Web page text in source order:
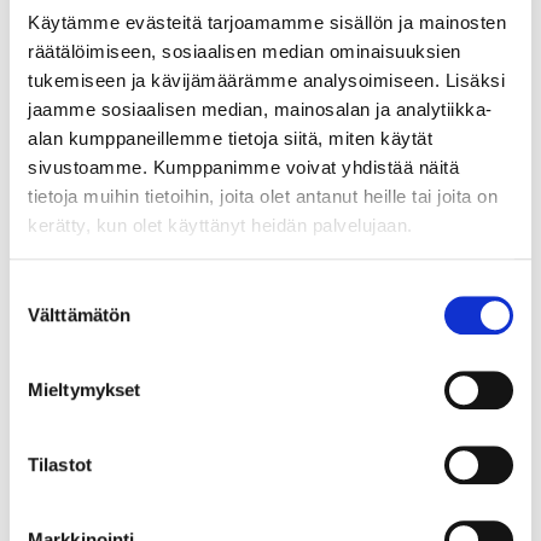
Käytämme evästeitä tarjoamamme sisällön ja mainosten
räätälöimiseen, sosiaalisen median ominaisuuksien
tukemiseen ja kävijämäärämme analysoimiseen. Lisäksi
jaamme sosiaalisen median, mainosalan ja analytiikka-
alan kumppaneillemme tietoja siitä, miten käytät
sivustoamme. Kumppanimme voivat yhdistää näitä
tietoja muihin tietoihin, joita olet antanut heille tai joita on
kerätty, kun olet käyttänyt heidän palvelujaan.
valinta
Välttämätön
Mieltymykset
Tilastot
Yksikkö:
KPL
Liittyvät tuotteet
MAUSTEILLE POHJAK.
SUB LARDER FLEX SPICE tarvikevaunu M30 mausteiden,
öljyjen ja maustekastikkeiden säilytykseen. Mekanismissa
leveä, korkea kapea ja kaksi matalaa kapeaa hyllyä. Lisäksi
LUE LISÄÄ »